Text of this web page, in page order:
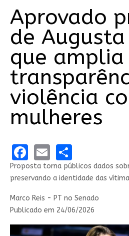
Aprovado
de
que amplia
violência
mulheres
Facebook
EmailShare
Proposta torna públicos dados
preservando a identidade das
Marco Reis - PT no Senado
Publicado em 24/06/2026